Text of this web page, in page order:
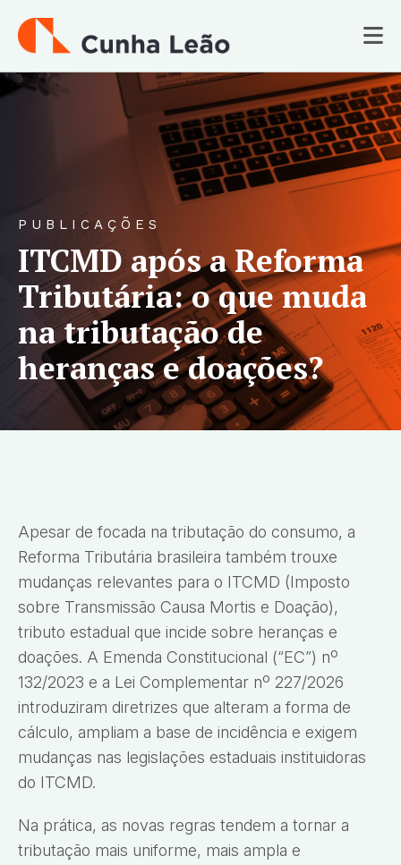
PUBLICAÇÕES
ITCMD após a Reforma
Tributária: o que muda
na tributação de
heranças e doações?
Apesar de focada na tributação do consumo, a
Reforma Tributária brasileira também trouxe
mudanças relevantes para o ITCMD (Imposto
sobre Transmissão Causa Mortis e Doação),
tributo estadual que incide sobre heranças e
doações. A Emenda Constitucional (“EC”) nº
132/2023 e a Lei Complementar nº 227/2026
introduziram diretrizes que alteram a forma de
cálculo, ampliam a base de incidência e exigem
mudanças nas legislações estaduais instituidoras
do ITCMD.
Na prática, as novas regras tendem a tornar a
tributação mais uniforme, mais ampla e